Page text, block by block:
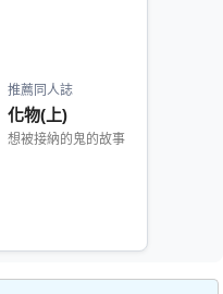
推薦同人誌
化物(上)
想被接納的鬼的故事